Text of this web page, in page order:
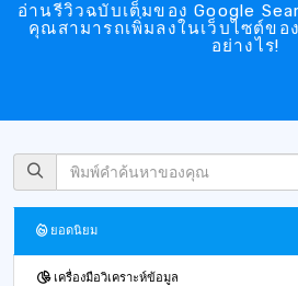
อ่านรีวิวฉบับเต็มของ Google
คุณสามารถเพิ่มลงในเว็บไซต์ขอ
อย่างไร!
ยอดนิยม
เครื่องมือวิเคราะห์ข้อมูล